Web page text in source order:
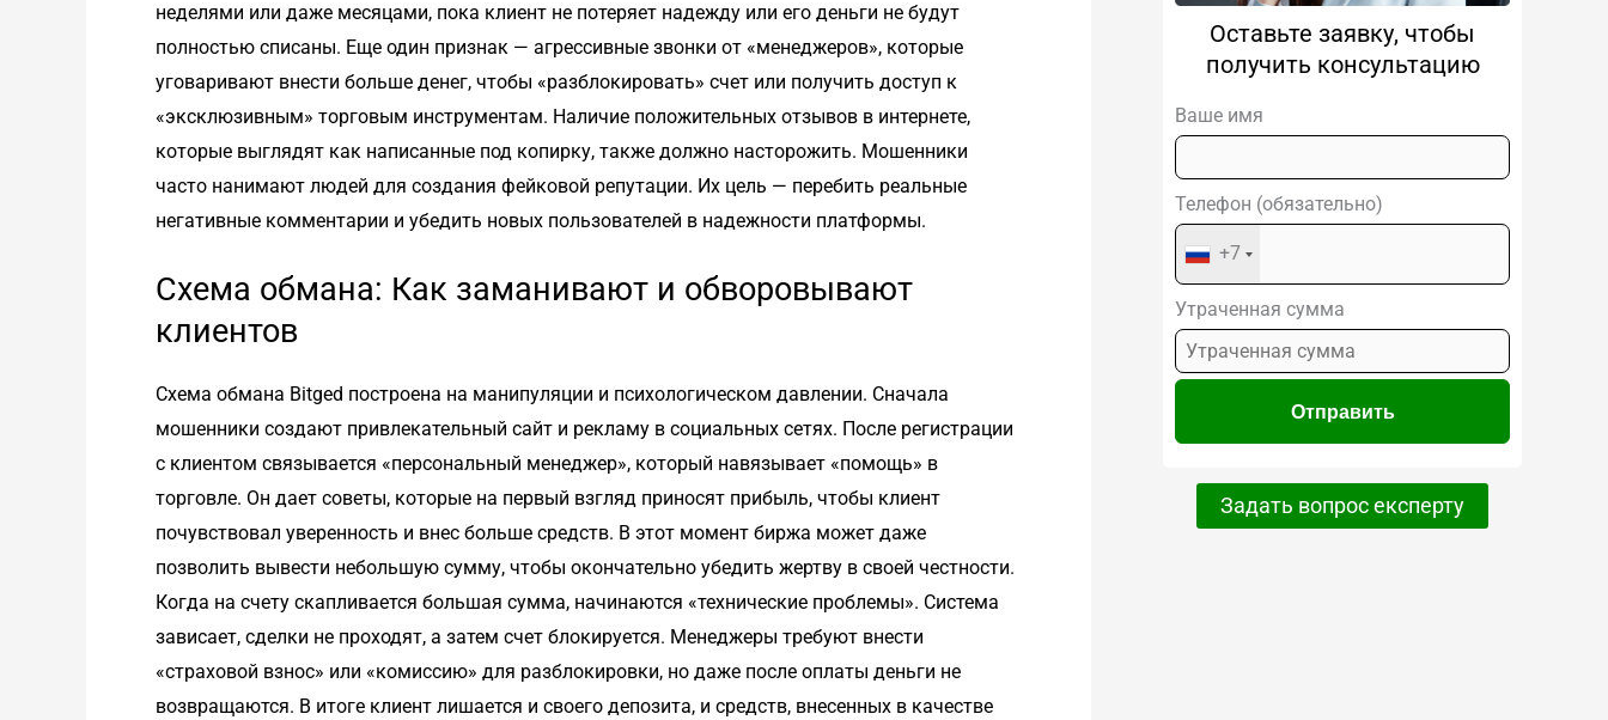
неделями или даже месяцами, пока клиент не потеряет надежду или его деньги не будут
полностью списаны. Еще один признак — агрессивные звонки от «менеджеров», которые
уговаривают внести больше денег, чтобы «разблокировать» счет или получить доступ к
«эксклюзивным» торговым инструментам. Наличие положительных отзывов в интернете,
которые выглядят как написанные под копирку, также должно насторожить. Мошенники
часто нанимают людей для создания фейковой репутации. Их цель — перебить реальные
негативные комментарии и убедить новых пользователей в надежности платформы.
Схема обмана: Как заманивают и обворовывают
клиентов
Схема обмана Bitged построена на манипуляции и психологическом давлении. Сначала
мошенники создают привлекательный сайт и рекламу в социальных сетях. После регистрации
с клиентом связывается «персональный менеджер», который навязывает «помощь» в
торговле. Он дает советы, которые на первый взгляд приносят прибыль, чтобы клиент
почувствовал уверенность и внес больше средств. В этот момент биржа может даже
позволить вывести небольшую сумму, чтобы окончательно убедить жертву в своей честности.
Когда на счету скапливается большая сумма, начинаются «технические проблемы». Система
зависает, сделки не проходят, а затем счет блокируется. Менеджеры требуют внести
«страховой взнос» или «комиссию» для разблокировки, но даже после оплаты деньги не
возвращаются. В итоге клиент лишается и своего депозита, и средств, внесенных в качестве
Оставьте заявку, чтобы
получить консультацию
Ваше имя
Телефон (обязательно)
+7
Утраченная сумма
Задать вопрос експерту